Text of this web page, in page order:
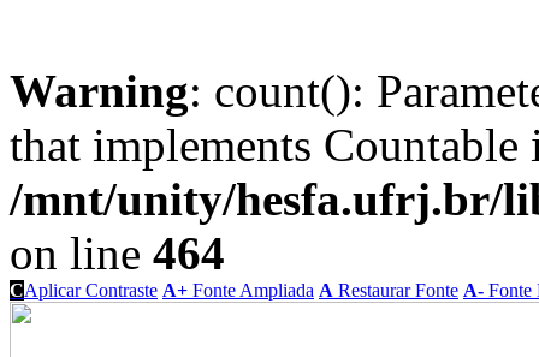
Warning: count():
that implements Countable
/mnt/unity/hesfa.ufrj.br/
on line 464
CAplicar Contraste A+ Fonte Ampliada A Restaurar Fonte A- Fonte